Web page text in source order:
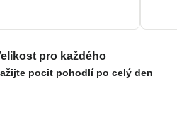
pro každého
pocit pohodlí po celý den